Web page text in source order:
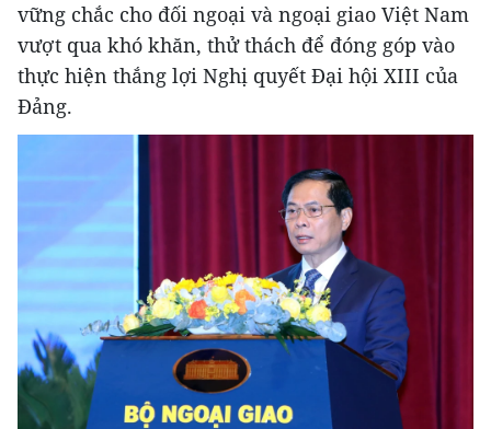
vững chắc cho đối ngoại và ngoại giao Việt Nam
vượt qua khó khăn, thử thách để đóng góp vào
thực hiện thắng lợi Nghị quyết Đại hội XIII của
Đảng.